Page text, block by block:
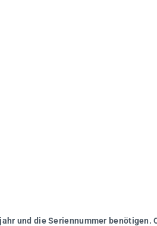
und die Seriennummer